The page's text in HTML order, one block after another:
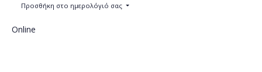
Προσθήκη στο ημερολόγιό σας
Online